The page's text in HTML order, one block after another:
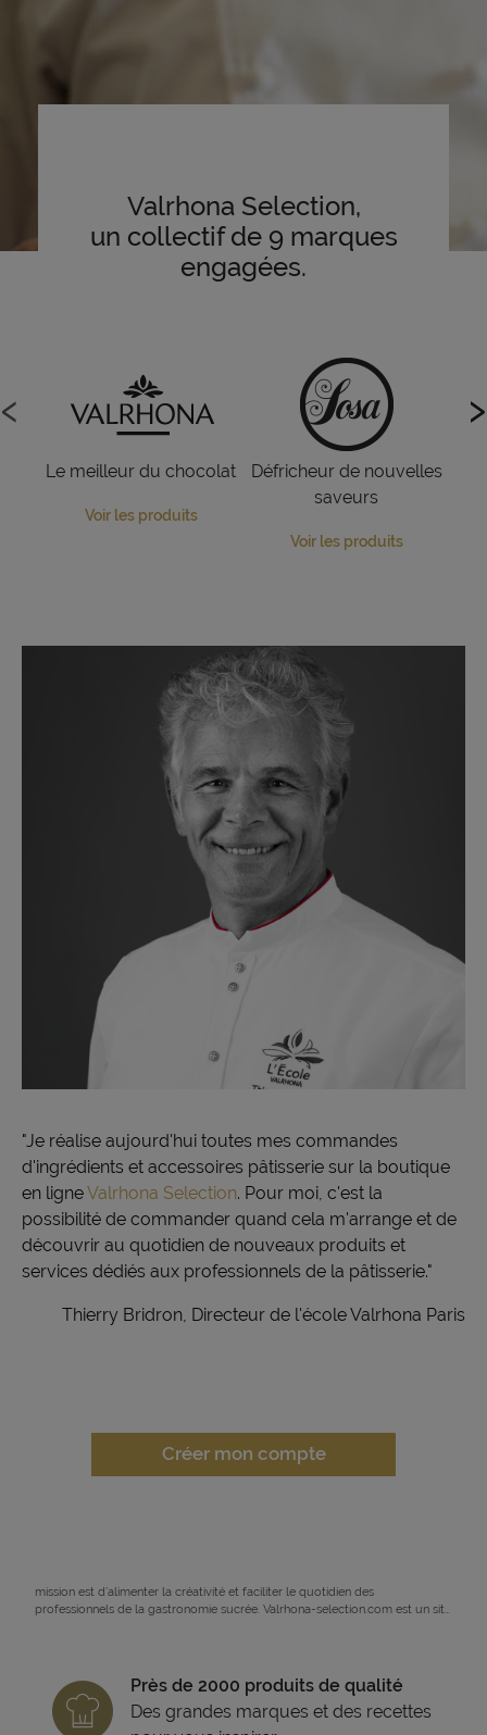
Valrhona Selection,
un collectif de 9 marques
engagées.
Le meilleur du chocolat
Voir les produits
Défricheur de nouvelles
saveurs
Voir les produits
‹ ›
‹ ›
"Je réalise aujourd'hui toutes mes commandes
d'ingrédients et accessoires pâtisserie sur la boutique
en ligneValrhona Selection. Pour moi, c'est la
possibilité de commander quand cela m'arrange et de
découvrir au quotidien de nouveaux produits et
services dédiés aux professionnels de la pâtisserie."
Thierry Bridron, Directeur de l'école Valrhona Paris
Créer mon compte
mission est d’alimenter la créativité et faciliter le quotidien des
professionnels de la gastronomie sucrée. Valrhona-selection.com est un site
Valrhona Selection, c’est une offre complète, grâce à nos 9 marques
complémentaires, toutes disponibles au même endroit : Valrhona, Norohy,
Adamance, Chocolatree, Sosa, La rose Noire, et expédiées en 48h. Nous
vous proposons aussi des recettes, des conseils techniques, des fiches
Près de 2000 produits de qualité
Des grandes marques et des recettes